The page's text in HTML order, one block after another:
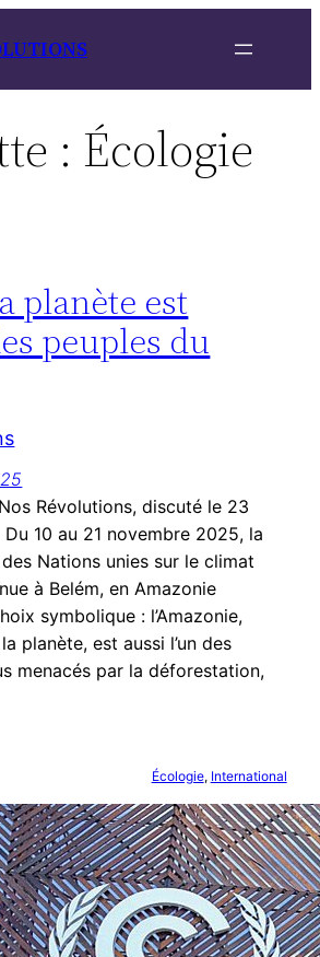
: Écologie
planète est
peuples du
Révolutions, discuté le 23
10 au 21 novembre 2025, la
Nations unies sur le climat
à Belém, en Amazonie
symbolique : l’Amazonie,
planète, est aussi l’un des
menacés par la déforestation,
Écologie, International